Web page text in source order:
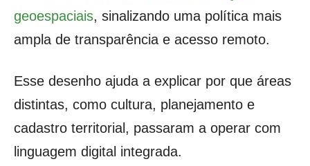
geoespaciais, sinalizando uma política mais
ampla de transparência e acesso remoto.
Esse desenho ajuda a explicar por que áreas
distintas, como cultura, planejamento e
cadastro territorial, passaram a operar com
linguagem digital integrada.